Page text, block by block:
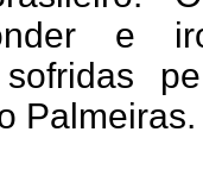
e
sofridas
Palmeiras.